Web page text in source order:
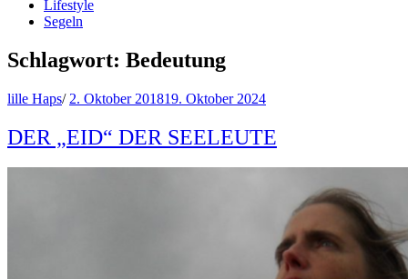
Lifestyle
Segeln
Schlagwort: Bedeutung
lille Haps/ 2. Oktober 201819. Oktober 2024
DER „EID“ DER SEELEUTE